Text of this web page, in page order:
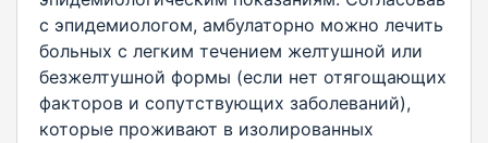
с эпидемиологом, амбулаторно можно лечить
больных с легким течением желтушной или
безжелтушной формы (если нет отягощающих
факторов и сопутствующих заболеваний),
которые проживают в изолированных